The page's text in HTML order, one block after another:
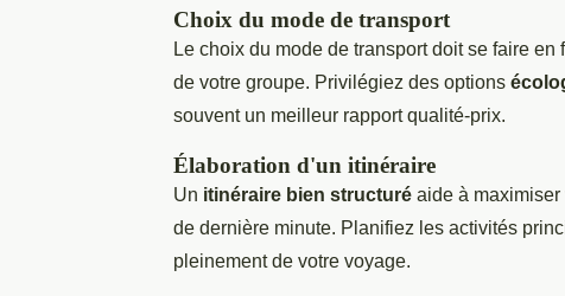
Choix du mode de transport
Le choix du mode de transport doit se faire en
de votre groupe. Privilégiez des options
souvent un meilleur rapport qualité-prix.
Élaboration d'un itinéraire
Un itinéraire bien structuré aide à
de dernière minute. Planifiez les activités
pleinement de votre voyage.